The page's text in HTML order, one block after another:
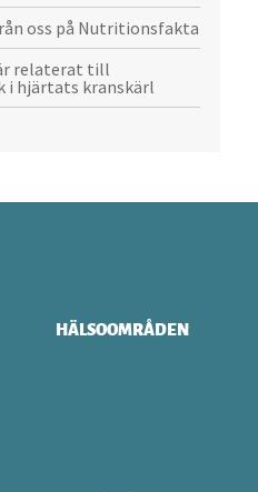
oss på Nutritionsfakta
relaterat till
i hjärtats kranskärl
HÄLSOOMRÅDEN